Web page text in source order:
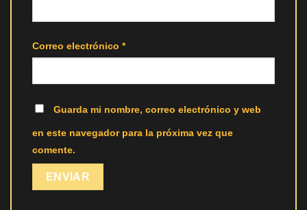
Correo electrónico *
Guarda mi nombre, correo electrónico y web
en este navegador para la próxima vez que
comente.